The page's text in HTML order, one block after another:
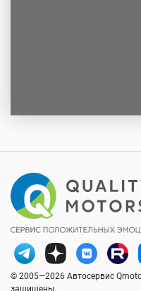
© 2005—2026 Автосервис
защищены.